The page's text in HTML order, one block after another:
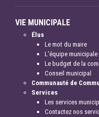
VIE MUNICIPALE
Élus
Le mot du maire
L'équipe municipale
Le budget de la
Conseil municipal
Communauté de
Services
Les services
Contactez nos